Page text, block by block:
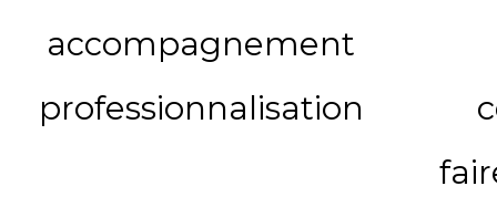
accompagnement
professionnalisation